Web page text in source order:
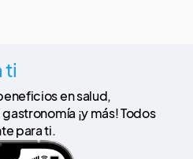
ti
en salud,
¡y más! Todos
para ti.